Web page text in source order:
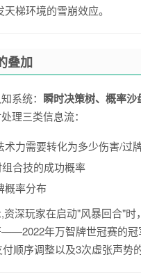
梯环境的雪崩效应。
叠加
系统： 瞬时决策树、概率
理三类信息流：
术力需要转化为多少伤害/过
合技的成功概率
概率分布
深玩家在启动"风暴回合"
年万智牌世冠赛的冠
顺序调整以及3次虛张声势